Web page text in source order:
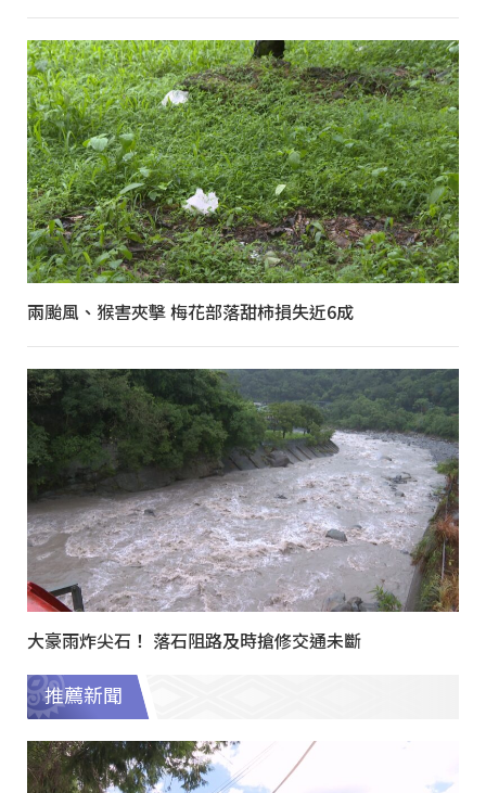
兩颱風、猴害夾擊 梅花部落甜柿損失近6成
大豪雨炸尖石！ 落石阻路及時搶修交通未斷
推薦新聞